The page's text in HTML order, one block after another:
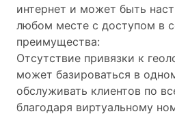
интернет и может быть
любом месте с доступом в
преимущества:
Отсутствие привязки к
может базироваться в
обслуживать клиентов по
благодаря виртуальному